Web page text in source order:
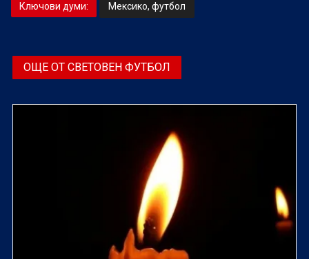
Ключови думи: Мексико, футбол
ОЩЕ ОТ СВЕТОВЕН ФУТБОЛ